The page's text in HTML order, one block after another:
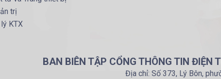
trị
lý KTX
BAN BIÊN TẬP CỔNG THÔNG TIN ĐIỆN
Địa chỉ: Số 373, Lý Bôn,